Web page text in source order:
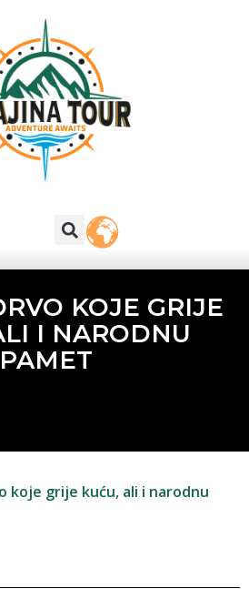
KOJE GRIJE
I NARODNU
PAMET
koje grije kuću, ali i narodnu